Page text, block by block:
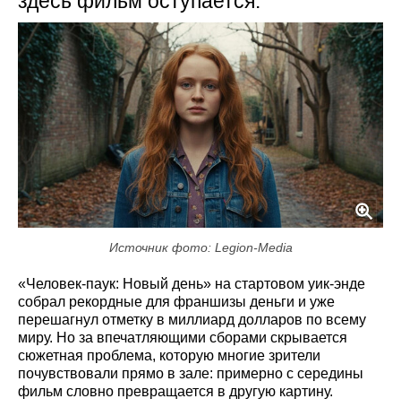
Источник фото: Legion-Media
«Человек-паук: Новый день» на стартовом уик-энде
собрал рекордные для франшизы деньги и уже
перешагнул отметку в миллиард долларов по всему
миру. Но за впечатляющими сборами скрывается
сюжетная проблема, которую многие зрители
почувствовали прямо в зале: примерно с середины
фильм словно превращается в другую картину.